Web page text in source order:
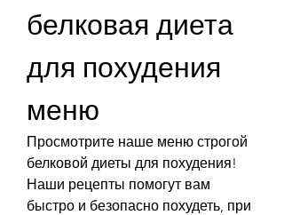
белковая диета
для похудения
меню
Просмотрите наше меню строгой
белковой диеты для похудения!
Наши рецепты помогут вам
быстро и безопасно похудеть, при